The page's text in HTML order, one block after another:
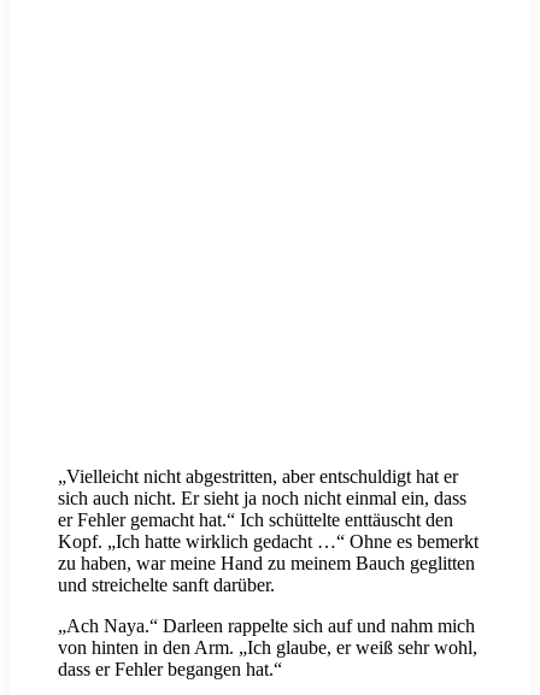
„Vielleicht nicht abgestritten, aber entschuldigt hat er
sich auch nicht. Er sieht ja noch nicht einmal ein, dass
er Fehler gemacht hat.“ Ich schüttelte enttäuscht den
Kopf. „Ich hatte wirklich gedacht …“ Ohne es bemerkt
zu haben, war meine Hand zu meinem Bauch geglitten
und streichelte sanft darüber.
„Ach Naya.“ Darleen rappelte sich auf und nahm mich
von hinten in den Arm. „Ich glaube, er weiß sehr wohl,
dass er Fehler begangen hat.“